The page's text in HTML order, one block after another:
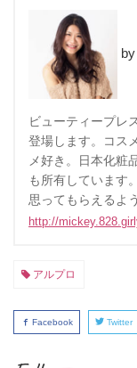
ビューティープレ
登場します。コス
メ好き。日本化粧
も所有しています
思ってもらえるよ
http://
アルプロ
Facebook Twitter